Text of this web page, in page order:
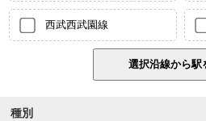
西武西武園線
種別